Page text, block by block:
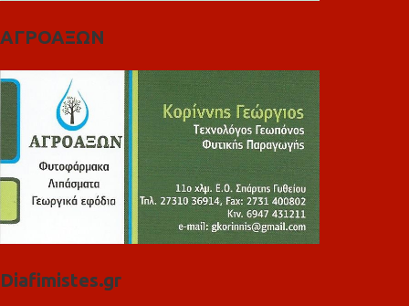
ΑΓΡΟΑΞΩΝ
Diafimistes.gr